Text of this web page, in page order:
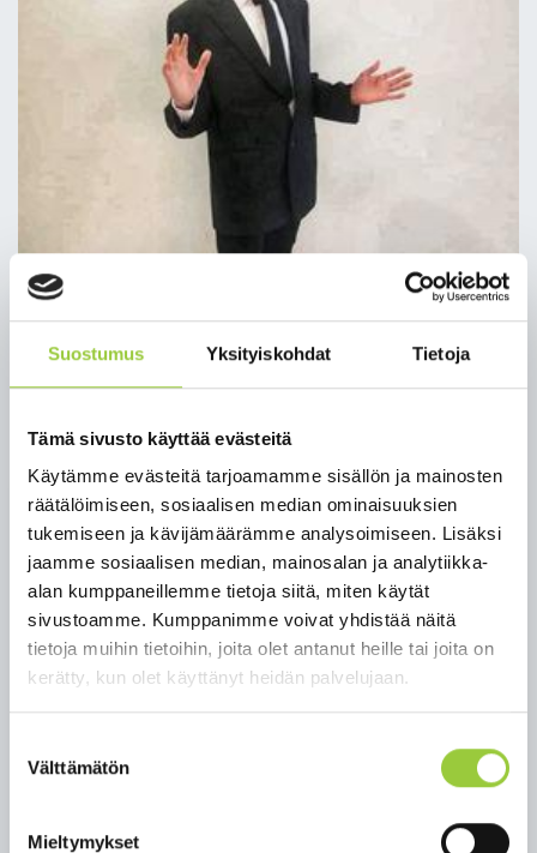
Suostumus Yksityiskohdat Tietoja
Tämä sivusto käyttää evästeitä
Käytämme evästeitä tarjoamamme sisällön ja mainosten
räätälöimiseen, sosiaalisen median ominaisuuksien
tukemiseen ja kävijämäärämme analysoimiseen. Lisäksi
jaamme sosiaalisen median, mainosalan ja analytiikka-
alan kumppaneillemme tietoja siitä, miten käytät
sivustoamme. Kumppanimme voivat yhdistää näitä
tietoja muihin tietoihin, joita olet antanut heille tai joita on
kerätty, kun olet käyttänyt heidän palvelujaan.
valinta
Välttämätön
Mieltymykset
Venneenkaatajaiset
Ravintola Kontzan Kulmassa
lauantaina 7.10.2023
07.10.2023 22:00
"VENNEENKAATAJAISET"
Pop RocknRoll Bilemusa